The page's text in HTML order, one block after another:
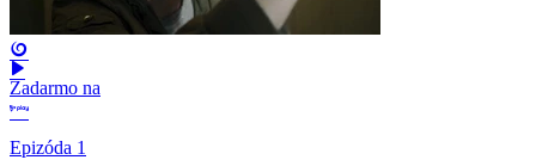
Zadarmo na
Epizóda 1